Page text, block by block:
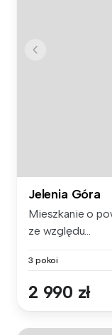
Jelenia Góra
Mieszkanie o
ze względu...
3 pokoi
2 990 zł